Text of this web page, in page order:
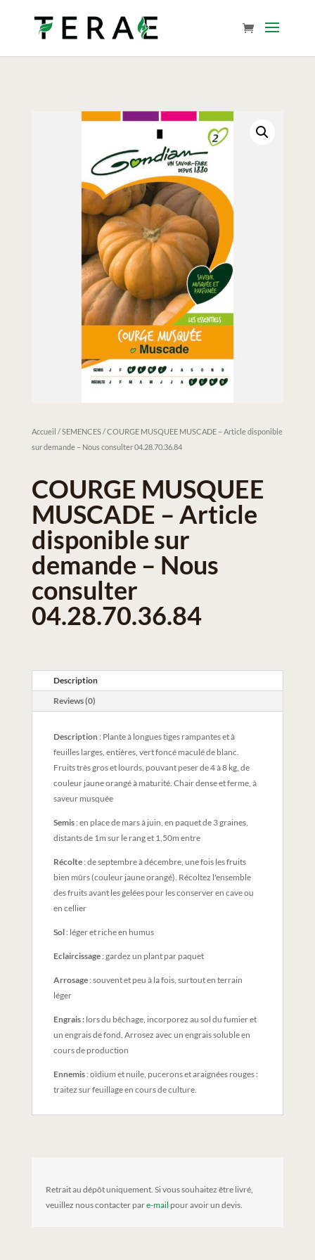
Accueil /SEMENCES/ COURGE MUSQUEE MUSCADE – Article disponible
sur demande – Nous consulter 04.28.70.36.84
COURGE MUSQUEE
MUSCADE – Article
disponible sur
demande – Nous
consulter
04.28.70.36.84
Description
Reviews (0)
Description: Plante à longues tiges rampantes et à
feuilles larges, entières, vert foncé maculé de blanc.
Fruits très gros et lourds, pouvant peser de 4 à 8 kg, de
couleur jaune orangé à maturité. Chair dense et ferme, à
saveur musquée
Semis: en place de mars à juin, en paquet de 3 graines,
distants de 1m sur le rang et 1,50m entre
Récolte: de septembre à décembre, une fois les fruits
bien mûrs (couleur jaune orangé). Récoltez l'ensemble
des fruits avant les gelées pour les conserver en cave ou
en cellier
Sol: léger et riche en humus
Eclaircissage: gardez un plant par paquet
Arrosage: souvent et peu à la fois, surtout en terrain
léger
Engrais : lors du bêchage, incorporez au sol du fumier et
un engrais de fond. Arrosez avec un engrais soluble en
cours de production
Ennemis: oïdium et nuile, pucerons et araignées rouges :
traitez sur feuillage en cours de culture.
Retrait au dépôt uniquement. Si vous souhaitez être livré,
veuillez nous contacter pare-mail pour avoir un devis.